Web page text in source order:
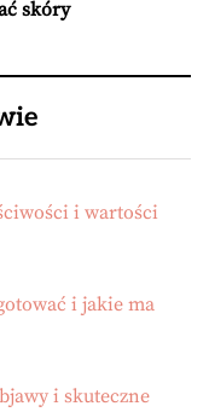
skóry
i wartości
i jakie ma
i skuteczne